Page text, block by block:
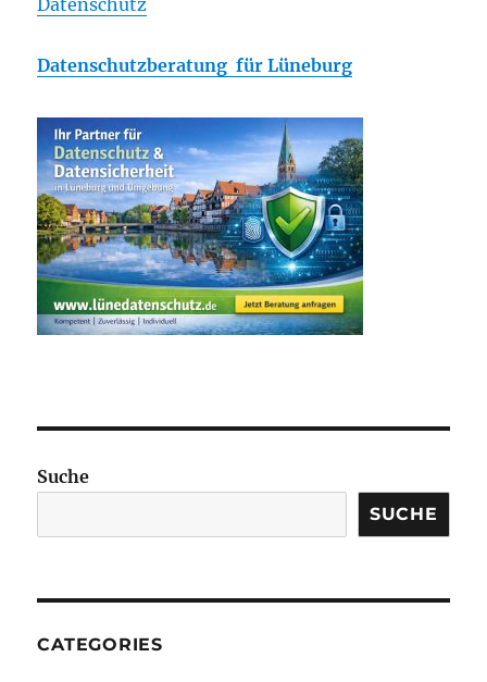
Datenschutz
Datenschutzberatung für Lüneburg
Suche
SUCHE
CATEGORIES